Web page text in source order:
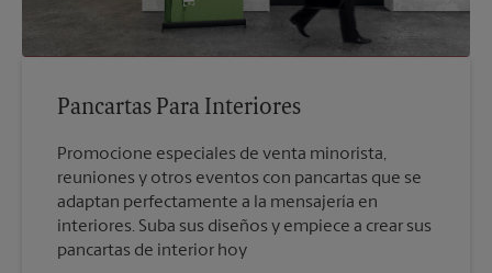
Pancartas Para Interiores
Promocione especiales de venta minorista,
reuniones y otros eventos con pancartas que se
adaptan perfectamente a la mensajería en
interiores. Suba sus diseños y empiece a crear sus
pancartas de interior hoy